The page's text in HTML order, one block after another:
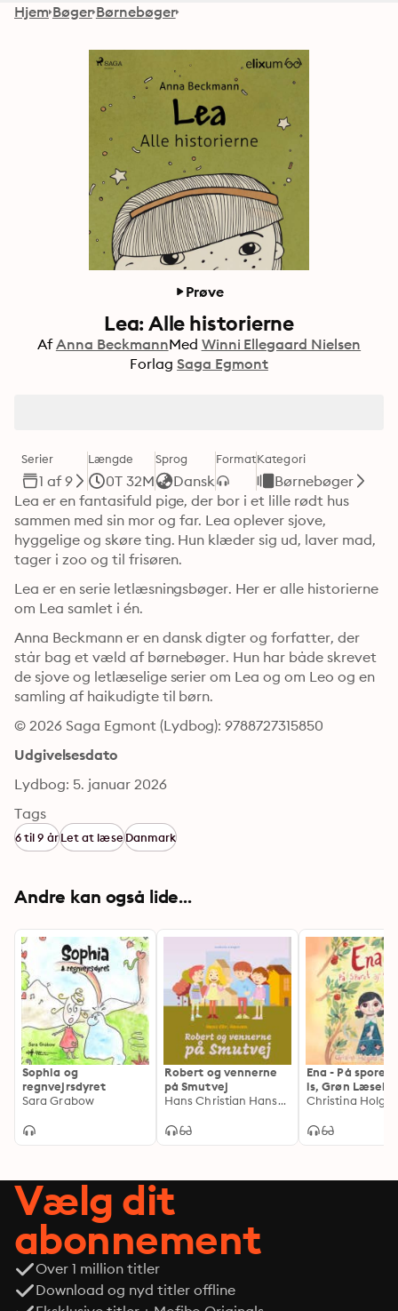
Hjem Bøger Børnebøger
Prøve
Lea: Alle historierne
Af Anna BeckmannMed Winni Ellegaard Nielsen
Forlag Saga Egmont
Serier
1 af 9
Længde
0T 32M
Sprog
Dansk
FormatKategori
Børnebøger
Lea er en fantasifuld pige, der bor i et lille rødt hus
sammen med sin mor og far. Lea oplever sjove,
hyggelige og skøre ting. Hun klæder sig ud, laver mad,
tager i zoo og til frisøren.
Lea er en serie letlæsningsbøger. Her er alle historierne
om Lea samlet i én.
Anna Beckmann er en dansk digter og forfatter, der
står bag et væld af børnebøger. Hun har både skrevet
de sjove og letlæselige serier om Lea og om Leo og en
samling af haikudigte til børn.
© 2026 Saga Egmont (Lydbog): 9788727315850
Udgivelsesdato
Lydbog: 5. januar 2026
Tags
6 til 9 årLet at læseDanmark
Andre kan også lide...
Sophia og
regnvejrsdyret
Sara Grabow
Robert og vennerne
på Smutvej
Hans Christian Hansen
Ena - På sporet
is, Grøn
Vælg dit
abonnement
Over 1 million titler
Download og nyd titler offline